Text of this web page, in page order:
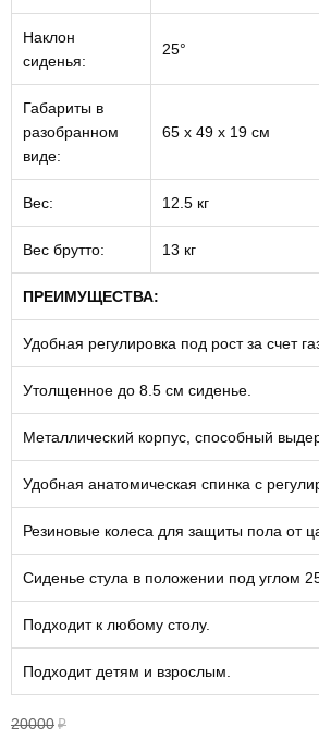
Наклон
сиденья:
25°
Габариты в
разобранном
виде:
65 х 49 х 19 см
Вес: 12.5 кг
Вес брутто: 13 кг
ПРЕИМУЩЕСТВА:
Удобная регулировка под рост за счет
Утолщенное до 8.5 см сиденье.
Металлический корпус, способный
Удобная анатомическая спинка с
Резиновые колеса для защиты пола от
Сиденье стула в положении под углом 25
Подходит к любому столу.
Подходит детям и взрослым.
20000 ₽